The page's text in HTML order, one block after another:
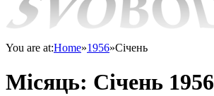
You are at:Home»1956»Січень
Місяць: Січень 1956